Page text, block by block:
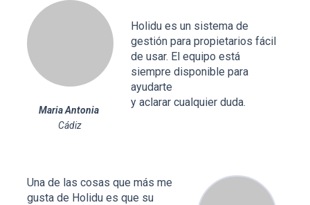
Holidu es un sistema de
gestión para propietarios fácil
de usar. El equipo está
siempre disponible para
ayudarte
y aclarar cualquier duda.
Maria Antonia
Cádiz
Una de las cosas que más me
gusta de Holidu es que su